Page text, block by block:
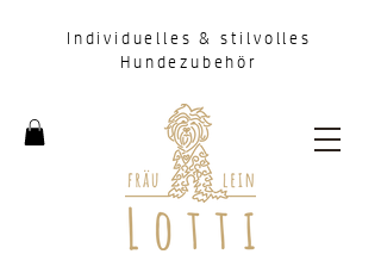
Individuelles & stilvolles
Hundezubehör